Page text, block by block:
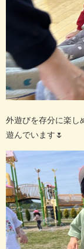
外遊びを存分に楽し
遊んでいます🌷